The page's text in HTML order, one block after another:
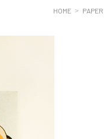
HOME > PAPER